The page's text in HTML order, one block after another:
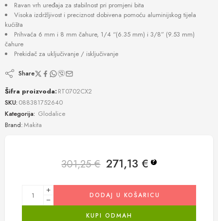
Ravan vrh uređaja za stabilnost pri promjeni bita
Visoka izdržljivost i preciznost dobivena pomoću aluminijskog tijela
kućišta
Prihvaća 6 mm i 8 mm čahure, 1/4 “(6.35 mm) i 3/8” (9.53 mm)
čahure
Prekidač za uključivanje / isključivanje
Share
Šifra proizvoda: RT0702CX2
SKU: 088381752640
Kategorija: Glodalice
Brand:Makita
301,25€ 271,13€ ?
DODAJ U KOŠARICU
KUPI ODMAH